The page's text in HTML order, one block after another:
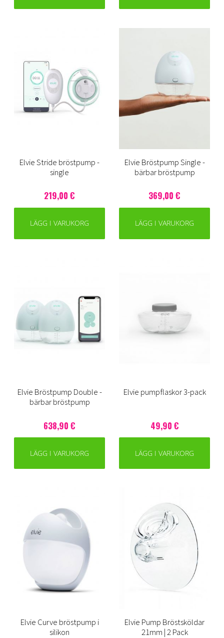
Elvie Stride bröstpump -
single
219,00 €
LÄGG I VARUKORG
Elvie Bröstpump Single -
bärbar bröstpump
369,00 €
LÄGG I VARUKORG
Elvie Bröstpump Double -
bärbar bröstpump
638,90 €
LÄGG I VARUKORG
Elvie pumpflaskor 3-pack
49,90 €
LÄGG I VARUKORG
Elvie Curve bröstpump i
silikon
Elvie Pump Bröstsköldar
21mm | 2 Pack